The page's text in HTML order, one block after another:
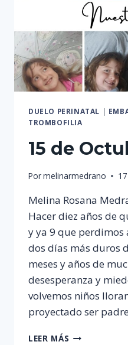
DUELO PERINATAL |
TROMBOFILIA
15 de
Pormelinarmedrano
Melina Rosana
Hacer diez años de
y ya 9 que perdimos
dos días más duros
meses y años de
desesperanza y
volvemos niños
proyectado ser
LEER MÁS 15